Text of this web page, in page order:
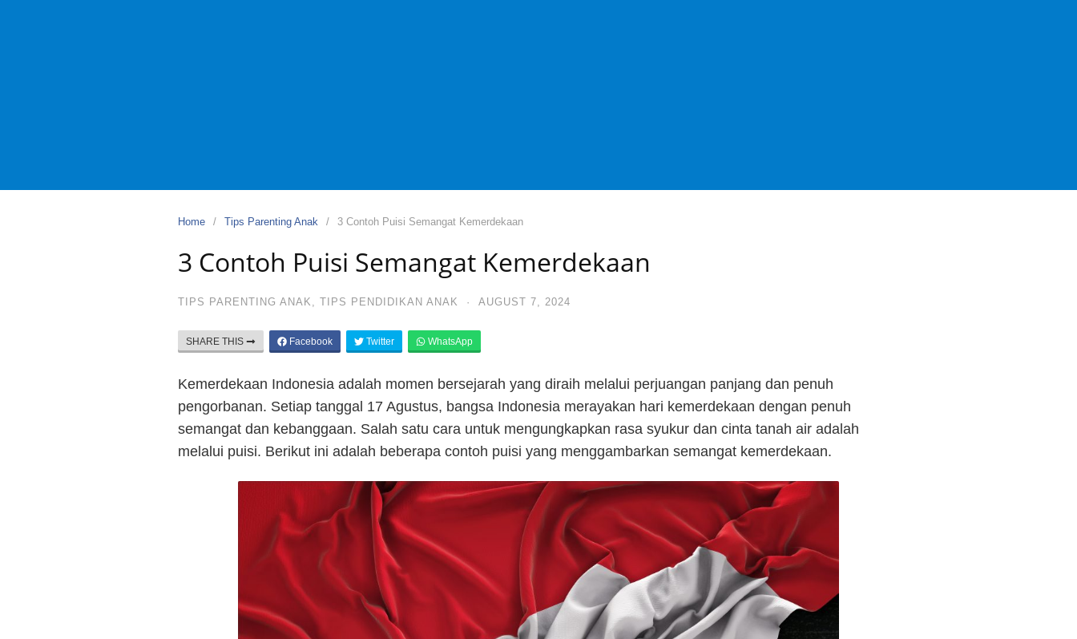
Home Tips Parenting Anak 3 Contoh Puisi Semangat Kemerdekaan
3 Contoh Puisi Semangat Kemerdekaan
TIPS PARENTING ANAK , TIPS PENDIDIKAN ANAK · AUGUST 7, 2024
SHARE THIS Facebook Twitter WhatsApp
Kemerdekaan Indonesia adalah momen bersejarah yang diraih melalui perjuangan panjang dan penuh
pengorbanan. Setiap tanggal 17 Agustus, bangsa Indonesia merayakan hari kemerdekaan dengan penuh
semangat dan kebanggaan. Salah satu cara untuk mengungkapkan rasa syukur dan cinta tanah air adalah
melalui puisi. Berikut ini adalah beberapa contoh puisi yang menggambarkan semangat kemerdekaan.